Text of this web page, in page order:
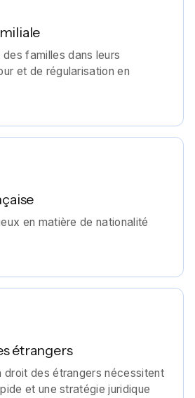
familles dans leurs
et de régularisation en
en matière de nationalité
étrangers
droit des étrangers nécessitent
et une stratégie juridique